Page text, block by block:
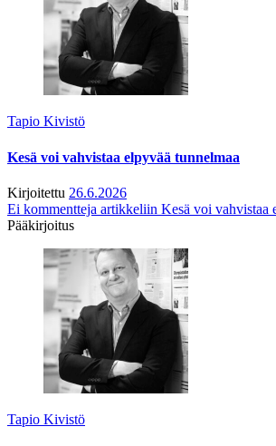
Tapio Kivistö
Kesä voi vahvistaa elpyvää tunnelmaa
Kirjoitettu 26.6.2026
Ei kommentteja artikkeliin Kesä voi vahvistaa
Pääkirjoitus
Tapio Kivistö